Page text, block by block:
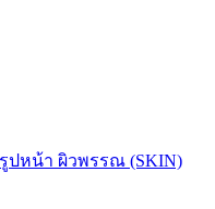
ปหน้า ผิวพรรณ (SKIN)